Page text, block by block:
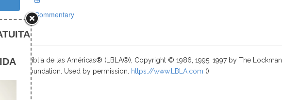
Commentary
La Biblia de las Américas® (LBLA®), Copyright © 1986, 1995, 1997 by The Lockman
Foundation. Used by permission.
https://www.LBLA.com ()